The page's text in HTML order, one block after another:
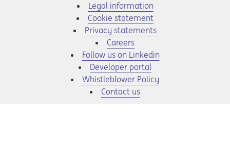
Legal information
Cookie statement
Privacy statements
Opens in a new tab
Careers
Opens in a new tab
Follow us on Linkedin
Opens in a new tab
Developer portal
Opens in a new tab
Whistleblower Policy
Contact us